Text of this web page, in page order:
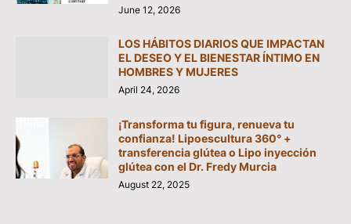
June 12, 2026
LOS HÁBITOS DIARIOS QUE IMPACTAN
EL DESEO Y EL BIENESTAR ÍNTIMO EN
HOMBRES Y MUJERES
April 24, 2026
¡Transforma tu figura, renueva tu
confianza! Lipoescultura 360° +
transferencia glútea o Lipo inyección
glútea con el Dr. Fredy Murcia
August 22, 2025